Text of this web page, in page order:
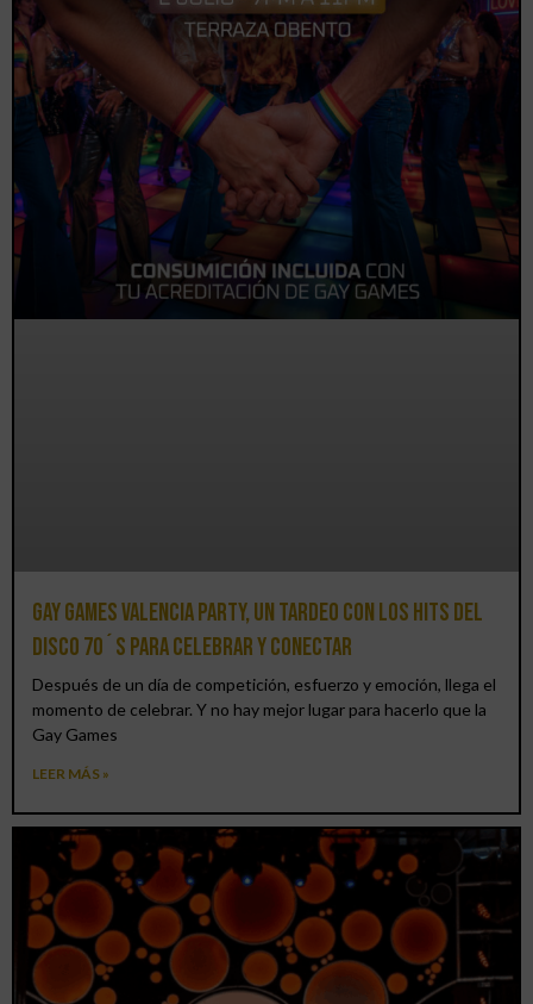
Gay Games Valencia Party, un tardeo con los hits del
DISCO 70´S para celebrar y conectar
Después de un día de competición, esfuerzo y emoción, llega el
momento de celebrar. Y no hay mejor lugar para hacerlo que la
Gay Games
LEER MÁS »